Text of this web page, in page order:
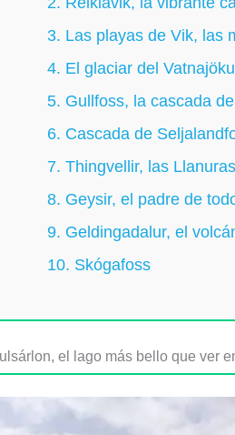
3. Las playas de Vik, las
4. El glaciar del
5. Gullfoss, la cascada
6. Cascada de
7. Thingvellir, las
8. Geysir, el padre de
9. Geldingadalur, el
10. Skógafoss
el lago más bello que ver